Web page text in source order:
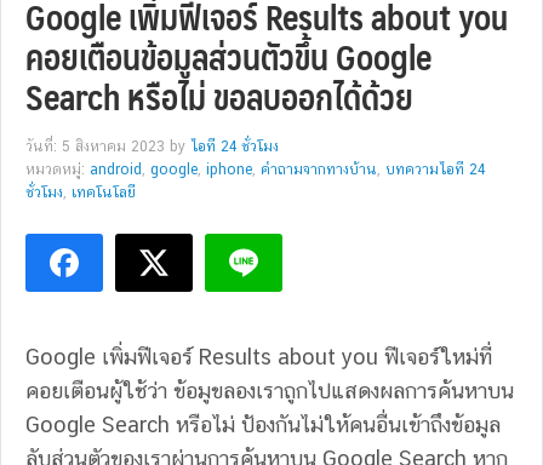
Google เพิ่มฟีเจอร์ Results about you
คอยเตือนข้อมูลส่วนตัวขึ้น Google
Search หรือไม่ ขอลบออกได้ด้วย
วันที่: 5 สิงหาคม 2023 by ไอที 24 ชั่วโมง
หมวดหมู่: android , google, iphone, คำถามจากทางบ้าน, บทความไอที 24
ชั่วโมง, เทคโนโลยี
Google เพิ่มฟีเจอร์ Results about you ฟีเจอร์ใหม่ที่
คอยเตือนผู้ใช้ว่า ข้อมูขลองเราถูกไปแสดงผลการค้นหาบน
Google Search หรือไม่ ป้องกันไม่ให้คนอื่นเข้าถึงข้อมูล
ลับส่วนตัวของเราผ่านการค้นหาบน Google Search หาก